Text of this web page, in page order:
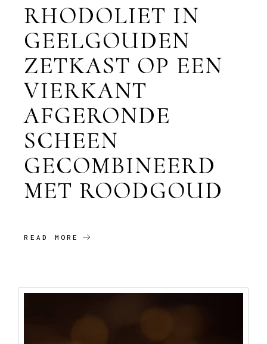
RHODOLIET IN
GEELGOUDEN
ZETKAST OP EEN
VIERKANT
AFGERONDE
SCHEEN
GECOMBINEERD
MET ROODGOUD
READ MORE